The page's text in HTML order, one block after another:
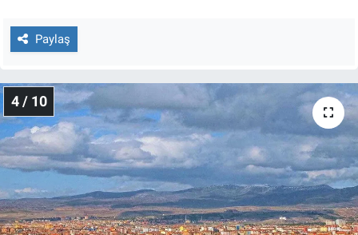
Paylaş
4 / 10